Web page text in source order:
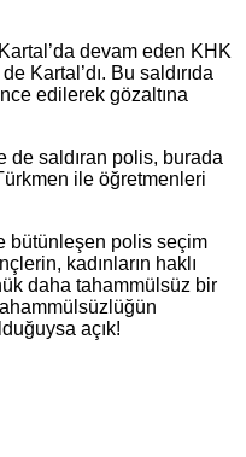
devam eden KHK
Kartal’dı. Bu saldırıda
edilerek gözaltına
de saldıran polis, burada
ile öğretmenleri
bütünleşen polis seçim
kadınların haklı
daha tahammülsüz bir
açık!